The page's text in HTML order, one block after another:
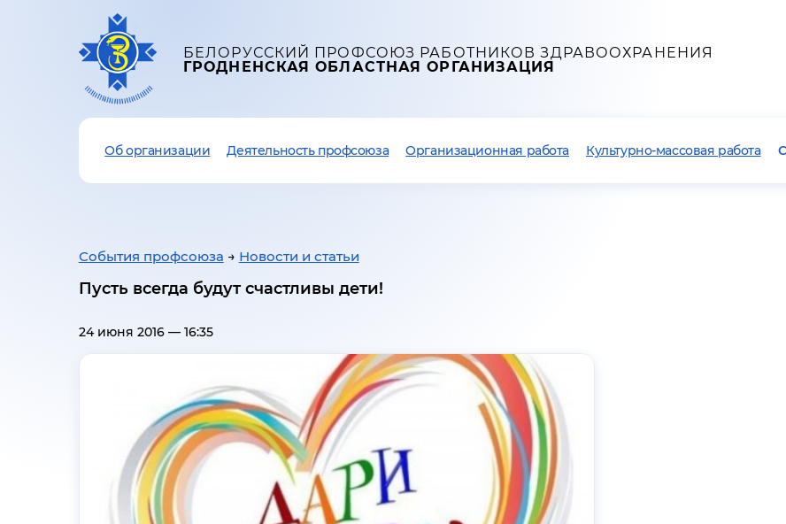
БЕЛОРУССКИЙ ПРОФСОЮЗ РАБОТНИКОВ ЗДРАВООХРАНЕНИЯ
ГРОДНЕНСКАЯ ОБЛАСТНАЯ ОРГАНИЗАЦИЯ
Об организации Деятельность профсоюза Организационная работа Культурно-массовая работа
События профсоюза → Новости и статьи
Пусть всегда будут счастливы дети!
24 июня 2016 — 16:35